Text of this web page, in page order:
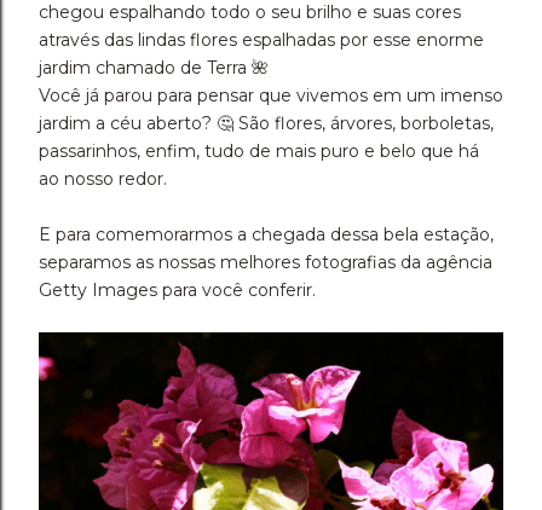
chegou espalhando todo o seu brilho e suas cores
através das lindas flores espalhadas por esse enorme
jardim chamado de Terra 🌺
Você já parou para pensar que vivemos em um imenso
jardim a céu aberto? 🤔 São flores, árvores, borboletas,
passarinhos, enfim, tudo de mais puro e belo que há
ao nosso redor.
E para comemorarmos a chegada dessa bela estação,
separamos as nossas melhores fotografias da agência
Getty Images para você conferir.